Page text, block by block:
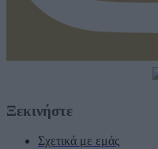
Ξεκινήστε
Σχετικά με εμάς